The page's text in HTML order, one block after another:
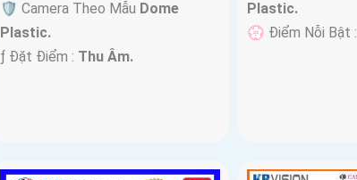
🛡 Camera Theo Mẫu Dome
Plastic.
️ƒ Đặt Điểm : Thu Âm.
Plastic.
️💮 Điểm Nỗi Bật :